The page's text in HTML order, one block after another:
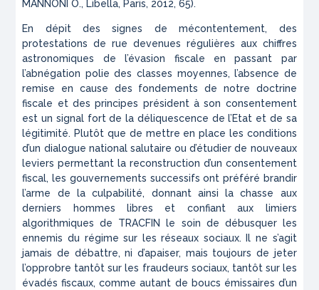
MANNONI O., Libella, Paris, 2012, 65).
En dépit des signes de mécontentement, des
protestations de rue devenues régulières aux chiffres
astronomiques de l’évasion fiscale en passant par
l’abnégation polie des classes moyennes, l’absence de
remise en cause des fondements de notre doctrine
fiscale et des principes président à son consentement
est un signal fort de la déliquescence de l’Etat et de sa
légitimité. Plutôt que de mettre en place les conditions
d’un dialogue national salutaire ou d’étudier de nouveaux
leviers permettant la reconstruction d’un consentement
fiscal, les gouvernements successifs ont préféré brandir
l’arme de la culpabilité, donnant ainsi la chasse aux
derniers hommes libres et confiant aux limiers
algorithmiques de TRACFIN le soin de débusquer les
ennemis du régime sur les réseaux sociaux. Il ne s’agit
jamais de débattre, ni d’apaiser, mais toujours de jeter
l’opprobre tantôt sur les fraudeurs sociaux, tantôt sur les
évadés fiscaux, comme autant de boucs émissaires d’un